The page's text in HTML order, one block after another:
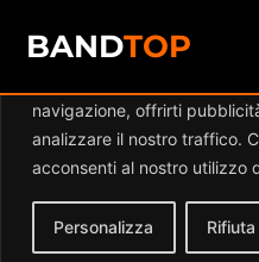
Diamo valore alla tua
navigazione, offrirti
analizzare il nostro traffico.
acconsenti al nostro utilizzo
Personalizza
BANDTOP
Events at